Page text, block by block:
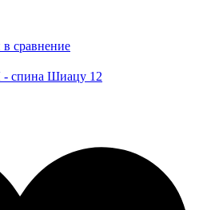
сравнение
спина Шиацу 12